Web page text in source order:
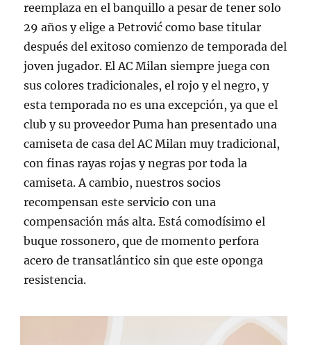
reemplaza en el banquillo a pesar de tener solo
29 años y elige a Petrović como base titular
después del exitoso comienzo de temporada del
joven jugador. El AC Milan siempre juega con
sus colores tradicionales, el rojo y el negro, y
esta temporada no es una excepción, ya que el
club y su proveedor Puma han presentado una
camiseta de casa del AC Milan muy tradicional,
con finas rayas rojas y negras por toda la
camiseta. A cambio, nuestros socios
recompensan este servicio con una
compensación más alta. Está comodísimo el
buque rossonero, que de momento perfora
acero de transatlántico sin que este oponga
resistencia.